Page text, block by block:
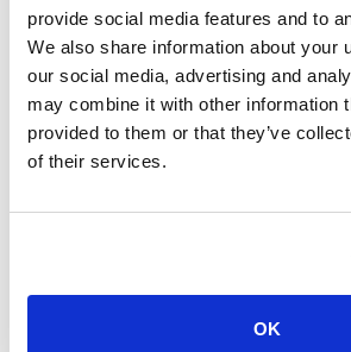
provide social media features and to
We also share information about your
our social media, advertising and
may combine it with other information
provided to them or that they’ve
of their services.
OK
중요 공지: 2025년 보름달 파티 일정
29 October 2025
모든 위치